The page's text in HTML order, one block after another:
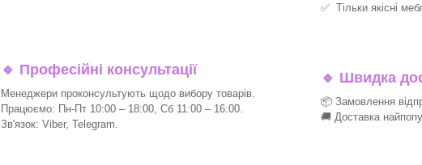
✅ Тільки якісні
🔹 Професійні консультації
Менеджери проконсультують щодо вибору товарів.
Працюємо: Пн-Пт 10:00 – 18:00, Сб 11:00 – 16:00.
Зв'язок: Viber, Telegram.
🔹 Швидка
📦 Замовлення
🚚 Доставка